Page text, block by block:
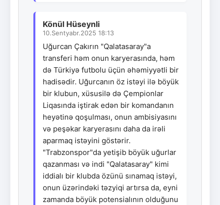
Könül Hüseynli
10.Sentyabr.2025 18:13
Uğurcan Çakırın "Qalatasaray"a
transferi həm onun karyerasında, həm
də Türkiyə futbolu üçün əhəmiyyətli bir
hadisədir. Uğurcanın öz istəyi ilə böyük
bir klubun, xüsusilə də Çempionlar
Liqasında iştirak edən bir komandanın
heyətinə qoşulması, onun ambisiyasını
və peşəkar karyerasını daha da irəli
aparmaq istəyini göstərir.
"Trabzonspor"da yetişib böyük uğurlar
qazanması və indi "Qalatasaray" kimi
iddialı bir klubda özünü sınamaq istəyi,
onun üzərindəki təzyiqi artırsa da, eyni
zamanda böyük potensialının olduğunu